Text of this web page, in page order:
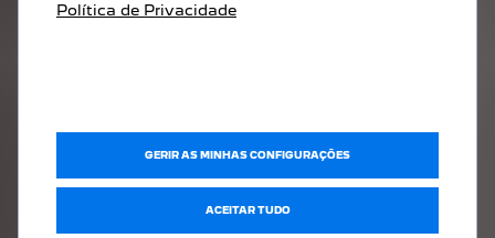
único e atualizado.
tratamento, tal como constam da Política de Privacidade
Política de Privacidade
GERIR AS MINHAS CONFIGURAÇÕES
ACEITAR TUDO